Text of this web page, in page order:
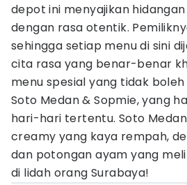
depot ini menyajikan
dengan rasa otentik.
sehingga setiap menu di sini
cita rasa yang benar-benar
menu spesial yang tidak
Soto Medan & Sopmie, yang
hari-hari tertentu. Soto
creamy yang kaya rempah,
dan potongan ayam yang
di lidah orang Surabaya!